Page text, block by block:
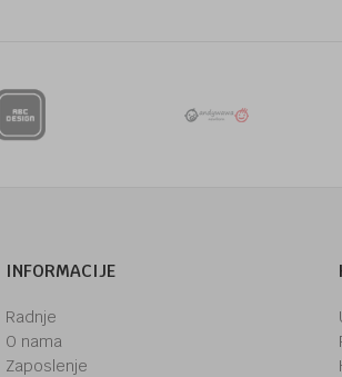
INFORMACIJE
Radnje
O nama
Zaposlenje